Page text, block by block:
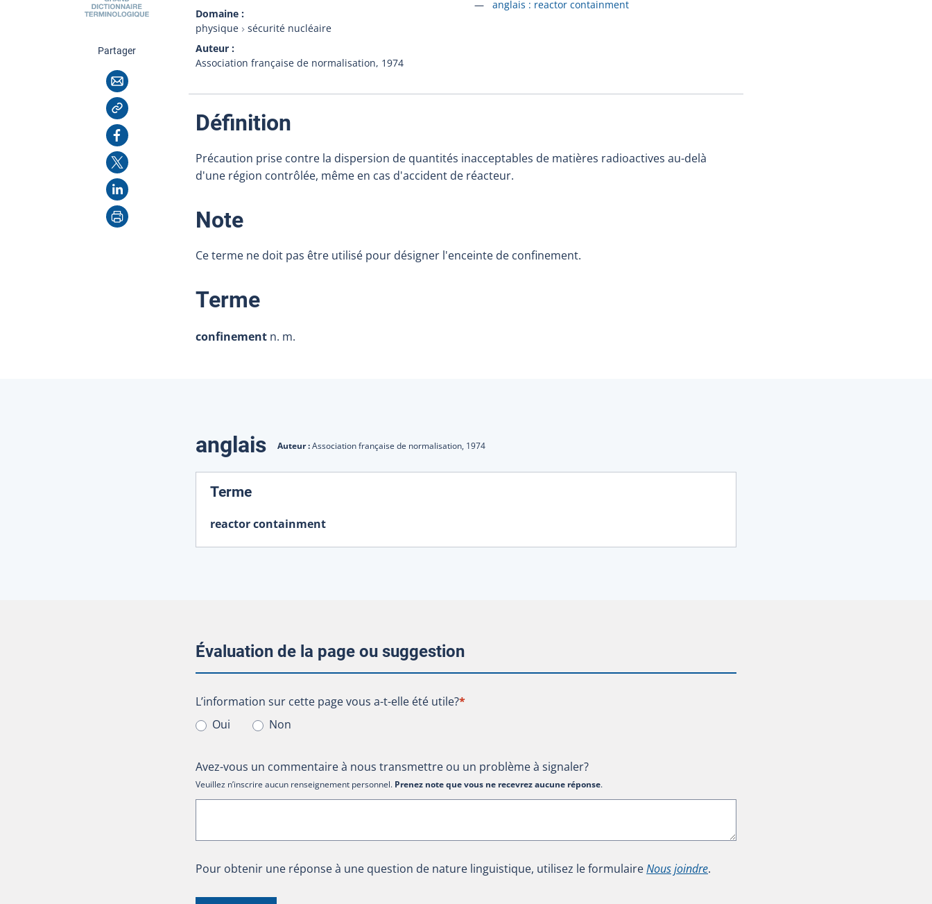
Domaine
physique
sécurité nucléaire
Auteur
Association française de normalisation, 1974
Accéder à la fiche en
anglais : reactor containment
Partagercette page
Courriel
Copier l'adresse
Facebook
X
LinkedIn
Imprimer
Définition
Précaution prise contre la dispersion de quantités inacceptables de matières radioactives au-delà
d'une région contrôlée, même en cas d'accident de réacteur.
Note:
Ce terme ne doit pas être utilisé pour désigner l'enceinte de confinement.
Terme:
confinement n. m.
Traductions
anglais Auteur :Association française de normalisation, 1974
Terme:
reactor containment
Évaluation de la page ou suggestion
L’information sur cette page vous a-t-elle été utile?
L’information sur cette page vous a-t-elle été utile?*
Oui
Non
Avez-vous un commentaire à nous transmettre ou un problème à signaler?
Veuillez n’inscrire aucun renseignement personnel. Prenez note que vous ne recevrez aucune réponse.
Pour obtenir une réponse à une question de nature linguistique, utilisez le formulaireNous joindre.